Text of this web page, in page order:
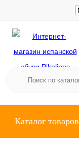
SpainShoes
Каталог товаров